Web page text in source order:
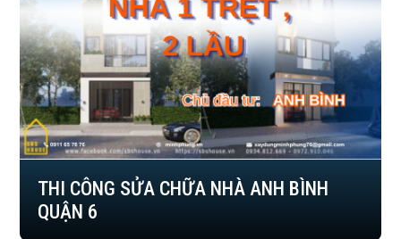
THI CÔNG SỬA CHỮA NHÀ ANH BÌNH
QUẬN 6